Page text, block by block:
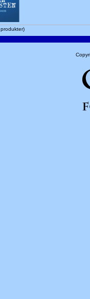
produkter)